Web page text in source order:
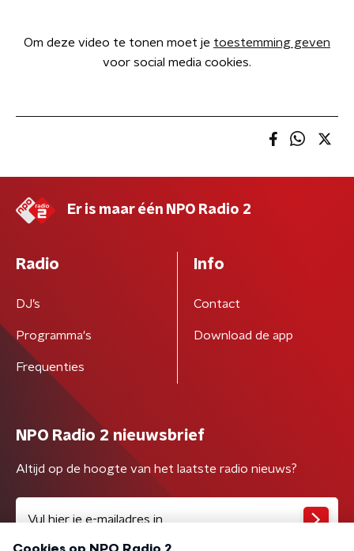
Om deze video te tonen moet je toestemming geven
voor social media cookies.
Er is maar één NPO Radio 2
Radio
DJ’s
Programma's
Frequenties
Info
Contact
Download de app
NPO Radio 2 nieuwsbrief
Altijd op de hoogte van het laatste radio nieuws?